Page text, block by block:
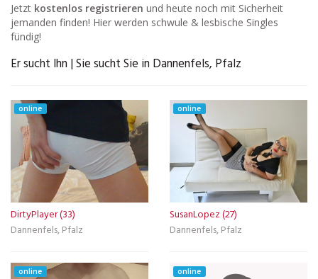
Jetzt kostenlos registrieren und heute noch mit Sicherheit
jemanden finden! Hier werden schwule & lesbische Singles
fündig!
Er sucht Ihn | Sie sucht Sie in Dannenfels, Pfalz
online
DirtyPlayer (33)
Dannenfels, Pfalz
online
SusanLopez (27)
Dannenfels, Pfalz
online online